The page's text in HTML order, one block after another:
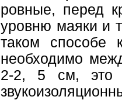
ровные, перед
уровню маяки и
таком способе
необходимо
2-2, 5 см, это